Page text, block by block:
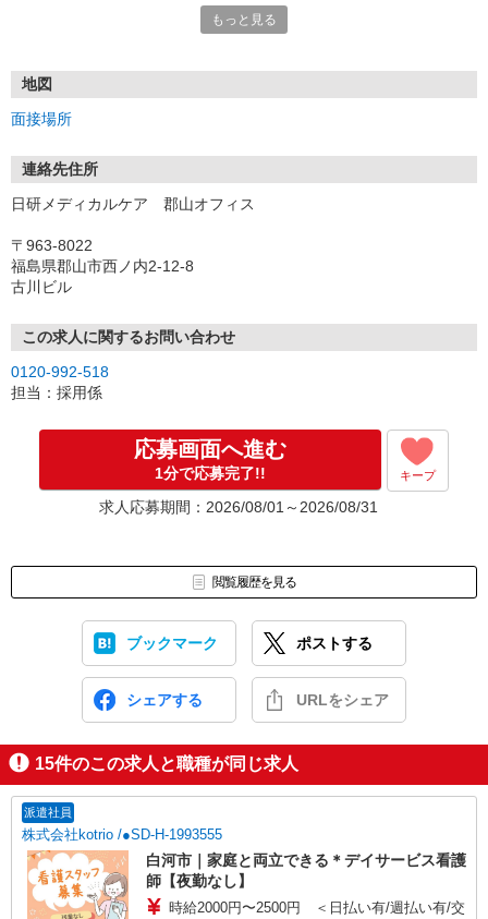
もっと見る
地図
面接場所
連絡先住所
日研メディカルケア 郡山オフィス
〒963-8022
福島県郡山市西ノ内2-12-8
古川ビル
この求人に関するお問い合わせ
0120-992-518
担当：採用係
応募画面へ進む
1分で応募完了!! キープ
求人応募期間：2026/08/01～2026/08/31
閲覧履歴を見る
ブックマーク ポストする
シェアする URLをシェア
15件のこの求人と職種が同じ求人
派遣社員
株式会社kotrio /●SD-H-1993555
白河市｜家庭と両立できる＊デイサービス看護
師【夜勤なし】
時給2000円〜2500円 ＜日払い有/週払い有/交